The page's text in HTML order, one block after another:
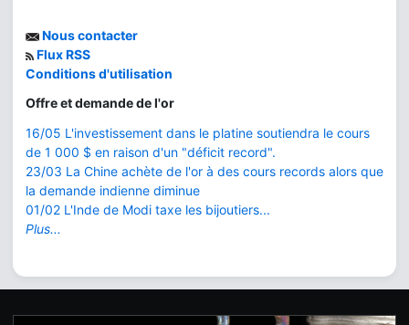
Nous contacter
Flux RSS
Conditions d'utilisation
Offre et demande de l'or
16/05 L'investissement dans le platine soutiendra le cours
de 1 000 $ en raison d'un "déficit record".
23/03 La Chine achète de l'or à des cours records alors que
la demande indienne diminue
01/02 L'Inde de Modi taxe les bijoutiers...
Plus...